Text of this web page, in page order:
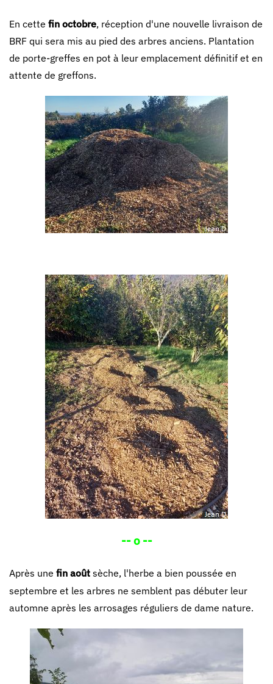
En cette fin octobre, réception d'une nouvelle livraison de
BRF qui sera mis au pied des arbres anciens. Plantation
de porte-greffes en pot à leur emplacement définitif et en
attente de greffons.
-- o --
Après une fin août sèche, l'herbe a bien poussée en
septembre et les arbres ne semblent pas débuter leur
automne après les arrosages réguliers de dame nature.